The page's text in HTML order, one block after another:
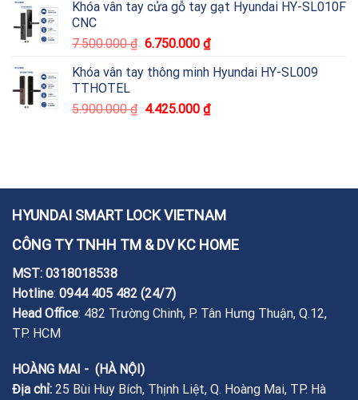
Khóa vân tay cửa gỗ tay gạt Hyundai HY-SL010F
CNC
7.500.000₫ 6.750.000 ₫
Khóa vân tay thông minh Hyundai HY-SL009
TTHOTEL
5.900.000₫ 4.425.000 ₫
HYUNDAI SMART LOCK VIETNAM
CÔNG TY TNHH TM & DV KC HOME
MST: 0318018538
Hotline: 0944 405 482 (24/7)
Head Office: 482 Trường Chinh, P. Tân Hưng Thuận, Q.12,
TP. HCM
HOÀNG MAI - (HÀ NỘI)
Địa chỉ: 25 Bùi Huy Bích, Thịnh Liệt, Q. Hoàng Mai, TP. Hà